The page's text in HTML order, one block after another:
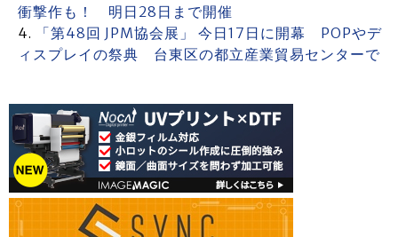
衝撃作も！ 明日28日まで開催
「第48回 JPM協会展」 今日17日に開幕 POPやデ
ィスプレイの祭典 台東区の都立産業貿易センターで